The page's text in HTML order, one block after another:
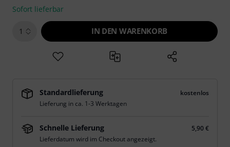
Sofort lieferbar
1 IN DEN WARENKORB
Standardlieferung
kostenlos
Lieferung in ca. 1-3 Werktagen
Schnelle Lieferung
5,90 €
Lieferdatum wird im Checkout angezeigt.